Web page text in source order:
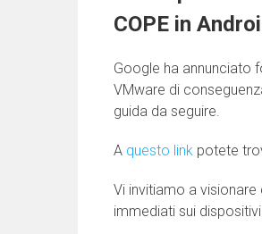
COPE in
Google ha annunciato
VMware di
guida da seguire.
A questo link potete
Vi invitiamo a
immediati sui